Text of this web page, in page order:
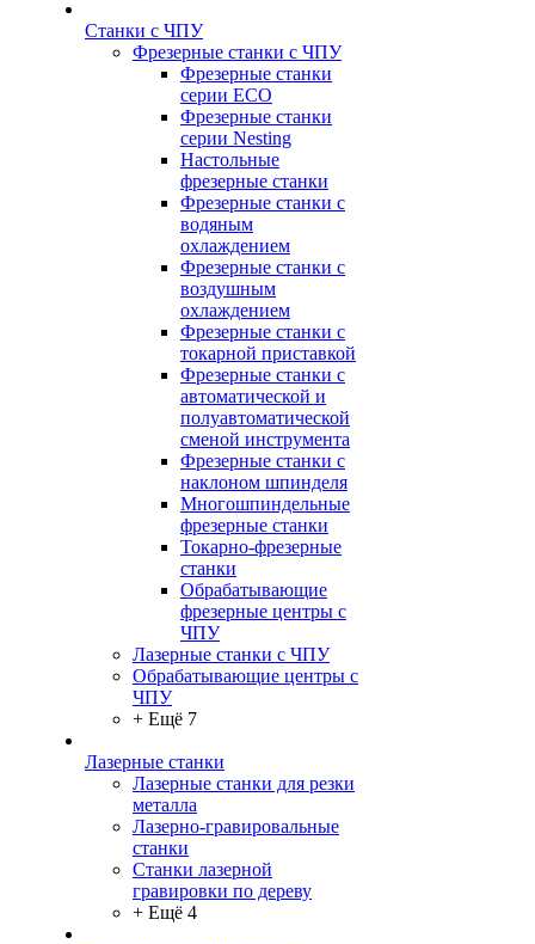
Станки с ЧПУ
Фрезерные станки с ЧПУ
Фрезерные станки
серии ECO
Фрезерные станки
серии Nesting
Настольные
фрезерные станки
Фрезерные станки с
водяным
охлаждением
Фрезерные станки с
воздушным
охлаждением
Фрезерные станки с
токарной приставкой
Фрезерные станки с
автоматической и
полуавтоматической
сменой инструмента
Фрезерные станки с
наклоном шпинделя
Многошпиндельные
фрезерные станки
Токарно-фрезерные
станки
Обрабатывающие
фрезерные центры с
ЧПУ
Лазерные станки с ЧПУ
Обрабатывающие центры с
ЧПУ
+ Ещё 7
Лазерные станки
Лазерные станки для резки
металла
Лазерно-гравировальные
станки
Станки лазерной
гравировки по дереву
+ Ещё 4